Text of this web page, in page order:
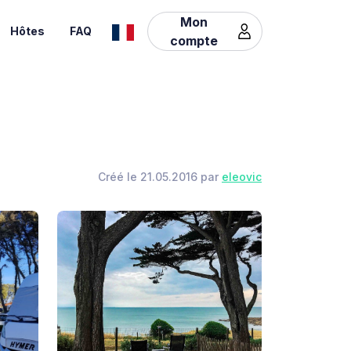
Hôtes FAQ
Mon
compte
Créé le 21.05.2016 par eleovic